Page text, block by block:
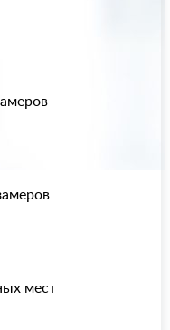
мест